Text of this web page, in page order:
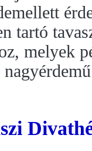
tartó
melyek